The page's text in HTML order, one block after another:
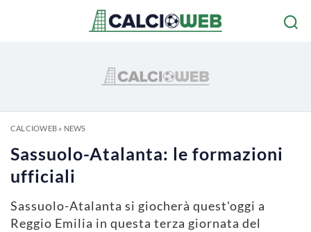
CALCIOWEB» NEWS
Sassuolo-Atalanta: le formazioni
ufficiali
Sassuolo-Atalanta si giocherà quest'oggi a
Reggio Emilia in questa terza giornata del